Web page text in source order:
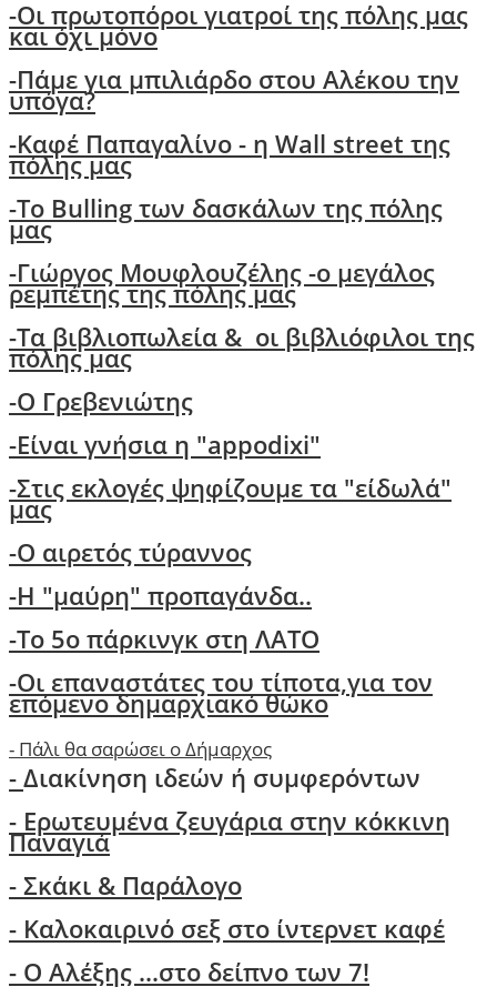
-Οι πρωτοπόροι γιατροί της πόλης μας
και όχι μόνο
-Πάμε για μπιλιάρδο στου Αλέκου την
υπόγα?
-Καφέ Παπαγαλίνο - η Wall street της
πόλης μας
-Το Bulling των δασκάλων της πόλης
μας
-Γιώργος Μουφλουζέλης -ο μεγάλος
ρεμπέτης της πόλης μας
-Τα βιβλιοπωλεία & οι βιβλιόφιλοι της
πόλης μας
-O Γρεβενιώτης
-Είναι γνήσια η "appodixi"
-Στις εκλογές ψηφίζουμε τα "είδωλά"
μας
-Ο αιρετός τύραννος
-H "μαύρη" προπαγάνδα..
-Το 5ο πάρκινγκ στη ΛΑΤΟ
-Οι επαναστάτες του τίποτα,για τον
επόμενο δημαρχιακό θώκο
- Πάλι θα σαρώσει ο Δήμαρχος
-Διακίνηση ιδεών ή συμφερόντων
- Ερωτευμένα ζευγάρια στην κόκκινη
Παναγιά
- Σκάκι & Παράλογο
- Kαλοκαιρινό σεξ στο ίντερνετ καφέ
- Ο Aλέξης ...στο δείπνο των 7!